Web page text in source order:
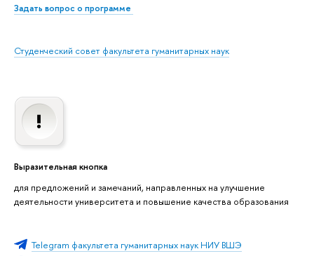
Задать вопрос о программе
Студенческий совет факультета гуманитарных наук
Выразительная кнопка
для предложений и замечаний, направленных на улучшение
деятельности университета и повышение качества образования
Telegram факультета гуманитарных наук НИУ ВШЭ